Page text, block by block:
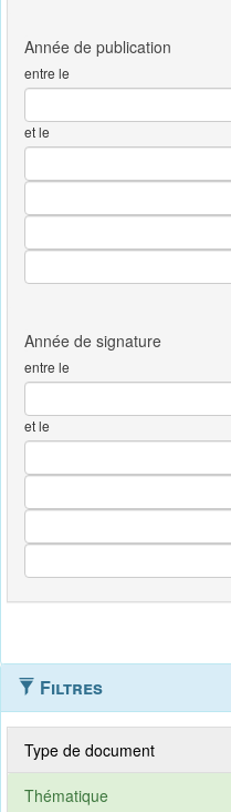
entre le
et le
entre le
et le
Filtres
Type de document
Thématique